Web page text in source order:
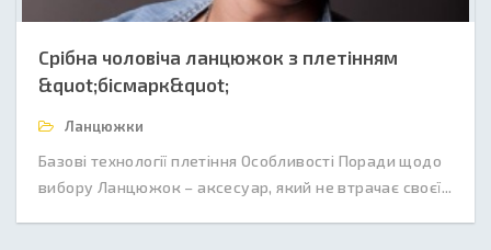
Срібна чоловіча ланцюжок з плетінням
&quot;бісмарк&quot;
Ланцюжки
Базові технології плетіння Особливості Поради щодо
вибору Ланцюжок – аксесуар, який не втрачає своєї...